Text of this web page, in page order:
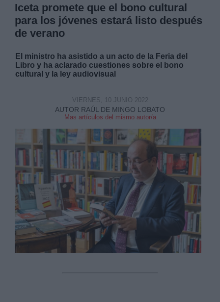
Iceta promete que el bono cultural
para los jóvenes estará listo después
de verano
El ministro ha asistido a un acto de la Feria del
Libro y ha aclarado cuestiones sobre el bono
cultural y la ley audiovisual
AUTOR RAÚL DE MINGO LOBATO
Mas artículos del mismo autor/a
VIERNES, 10 JUNIO 2022
Legitimación:
Destinatarios:
Información adicional
link